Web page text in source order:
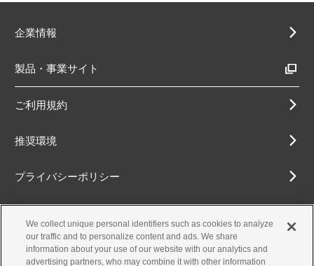
企業情報
製品・事業サイト
ご利用規約
推奨環境
プライバシーポリシー
アクセシビリティ方針
We collect unique personal identifiers such as cookies to analyze
our traffic and to personalize content and ads. We share
information about your use of our website with our analytics and
advertising partners, who may combine it with other information